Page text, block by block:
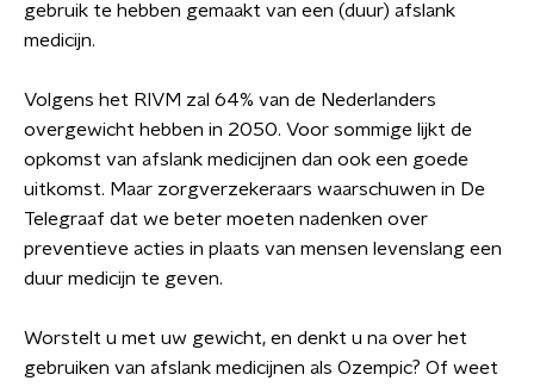
gebruik te hebben gemaakt van een (duur) afslank
medicijn.
Volgens het RIVM zal 64% van de Nederlanders
overgewicht hebben in 2050. Voor sommige lijkt de
opkomst van afslank medicijnen dan ook een goede
uitkomst. Maar zorgverzekeraars waarschuwen in De
Telegraaf dat we beter moeten nadenken over
preventieve acties in plaats van mensen levenslang een
duur medicijn te geven.
Worstelt u met uw gewicht, en denkt u na over het
gebruiken van afslank medicijnen als Ozempic? Of weet